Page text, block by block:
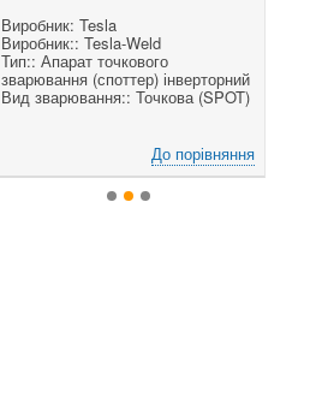
Виробник: Tesla
Виробник:: Tesla-Weld
Тип:: Апарат точкового
зварювання (споттер) інверторний
Вид зварювання:: Точкова (SPOT)
До порівняння